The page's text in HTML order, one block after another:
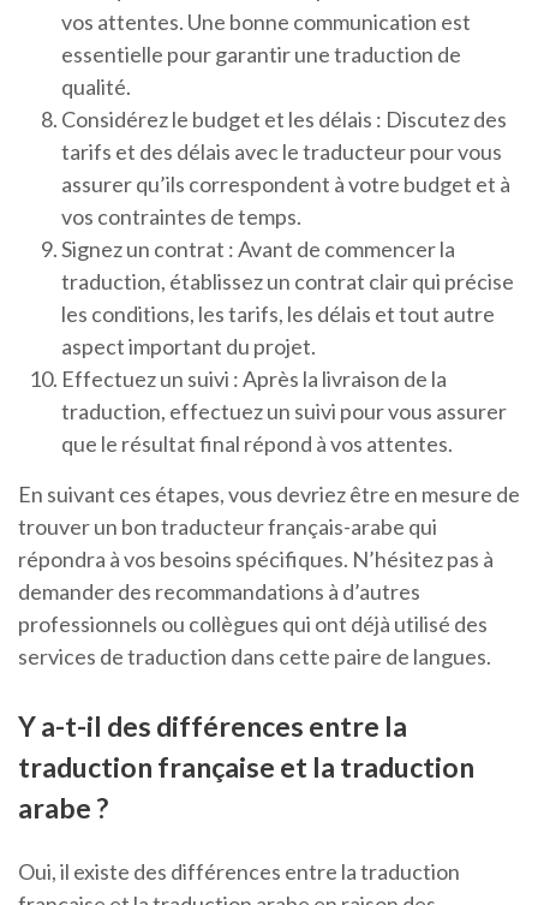
vos attentes. Une bonne communication est
essentielle pour garantir une traduction de
qualité.
Considérez le budget et les délais : Discutez des
tarifs et des délais avec le traducteur pour vous
assurer qu’ils correspondent à votre budget et à
vos contraintes de temps.
Signez un contrat : Avant de commencer la
traduction, établissez un contrat clair qui précise
les conditions, les tarifs, les délais et tout autre
aspect important du projet.
Effectuez un suivi : Après la livraison de la
traduction, effectuez un suivi pour vous assurer
que le résultat final répond à vos attentes.
En suivant ces étapes, vous devriez être en mesure de
trouver un bon traducteur français-arabe qui
répondra à vos besoins spécifiques. N’hésitez pas à
demander des recommandations à d’autres
professionnels ou collègues qui ont déjà utilisé des
services de traduction dans cette paire de langues.
Y a-t-il des différences entre la
traduction française et la traduction
arabe ?
Oui, il existe des différences entre la traduction